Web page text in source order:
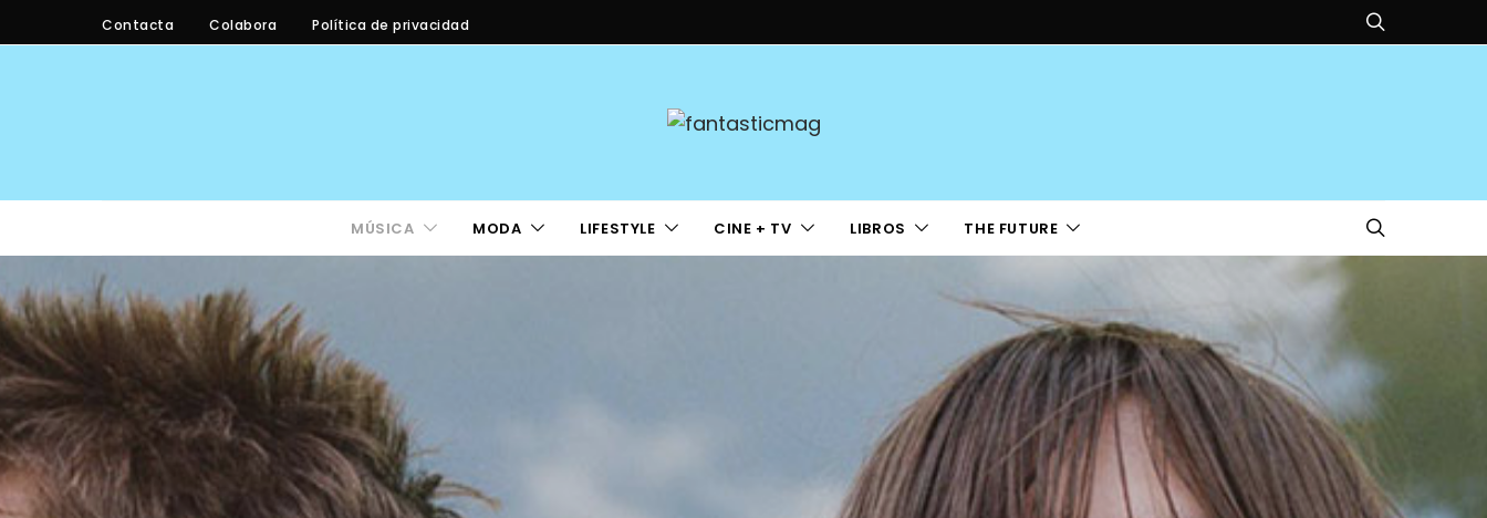
Contacta Colabora Política de privacidad
MÚSICA MODA LIFESTYLE CINE + TV LIBROS THE FUTURE